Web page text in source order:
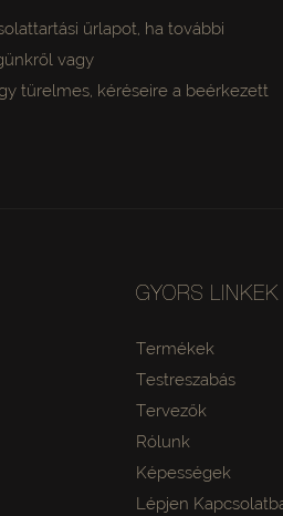
űrlapot, ha további
vagy
türelmes, kéréseire a beérkezett
GYORS LINKEK
Termékek
Testreszabás
Tervezők
Rólunk
Képességek
Lépjen